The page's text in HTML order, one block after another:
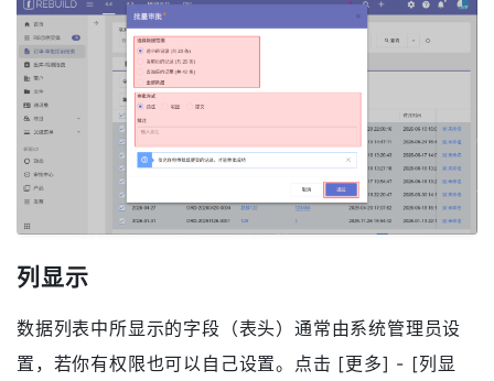
批量审批
对于启用了审批功能的业务实体，还可以进行批量审批
操作，点击 [更多] - [批量审批] 按钮，可以打开批量审
批功能。你可以选择审批数据的范围、审批方式、批注
等（需要注意的是仅允许你审批的记录才能审批成
功），选择完成后点击审批按钮开始审批。
的记录不会被取消